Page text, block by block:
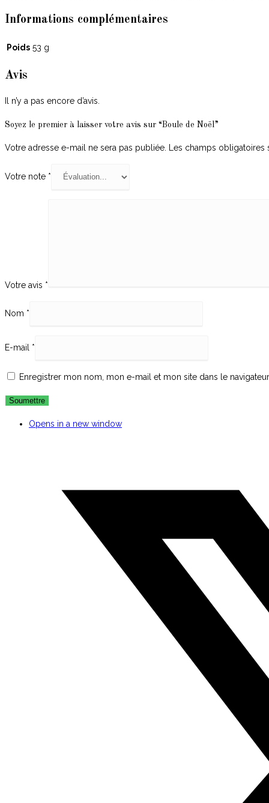
Informations complémentaires
Poids 53 g
Avis
Il n’y a pas encore d’avis.
Soyez le premier à laisser votre avis sur “Boule de Noël”
Votre adresse e-mail ne sera pas publiée. Les champs
Votre note *
Votre avis *
Nom *
E-mail *
Enregistrer mon nom, mon e-mail et mon site dans le
Opens in a new window